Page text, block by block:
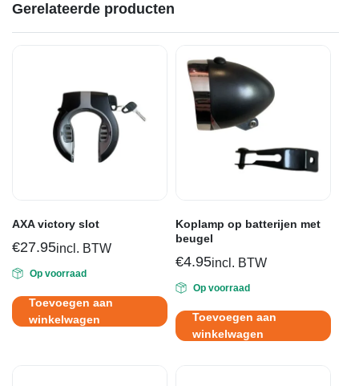
Gerelateerde producten
AXA victory slot
€27.95incl. BTW
Op voorraad
Toevoegen aan
winkelwagen
Koplamp op batterijen met
beugel
€4.95incl. BTW
Op voorraad
Toevoegen aan
winkelwagen